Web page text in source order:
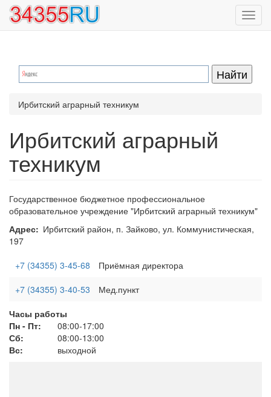
Перейти
основному
Ирбитский аграрный техникум
Ирбитский аграрный
техникум
Государственное бюджетное профессиональное
образовательное учреждение "Ирбитский аграрный техникум"
Адрес
Ирбитский район, п. Зайково, ул. Коммунистическая,
197
+7 (34355) 3-45-68
Приёмная директора
+7 (34355) 3-40-53
Мед.пункт
Часы работы
Пн - Пт:
08:00-17:00
Сб:
08:00-13:00
Вс:
выходной